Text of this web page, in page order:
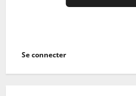
Se connecter